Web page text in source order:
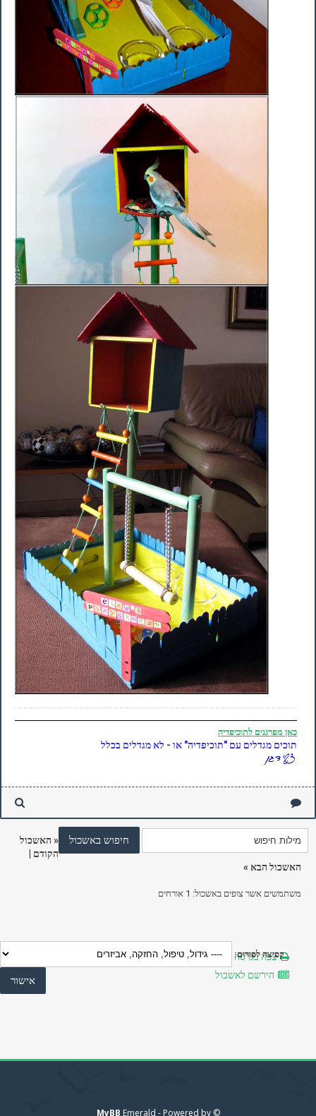
כאן מפרגנים לתוכיפדיה
תוכים מגדלים עם "תוכיפדיה" או - לא מגדלים בכלל
« האשכול
הקודם
האשכול הבא »
משתמשים אשר צופים באשכול: 1 אורחים
צפה בגרסה מותאמת להדפסה
הירשם לאשכול
קפיצה לפורום:
© Emerald - Powered by
MyBB